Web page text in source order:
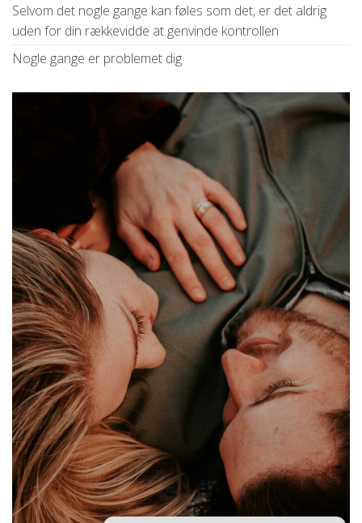
Selvom det nogle gange kan føles som det, er det aldrig
uden for din rækkevidde at genvinde kontrollen
Nogle gange er problemet dig